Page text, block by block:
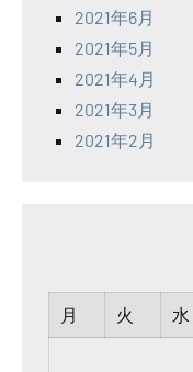
2021年6月
2021年5月
2021年4月
2021年3月
2021年2月
月
火 水